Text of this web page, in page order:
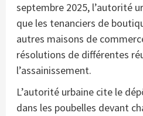
septembre 2025, l’autorité
que les tenanciers de
autres maisons de
résolutions de différentes
l’assainissement.
L’autorité urbaine cite le
dans les poubelles devant